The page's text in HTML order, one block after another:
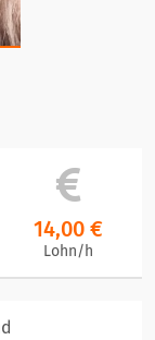
14,00 €
Lohn/h